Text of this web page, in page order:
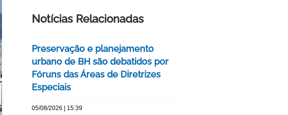
Notícias Relacionadas
Preservação e planejamento
urbano de BH são debatidos por
Fóruns das Áreas de Diretrizes
Especiais
05/08/2026 | 15:39